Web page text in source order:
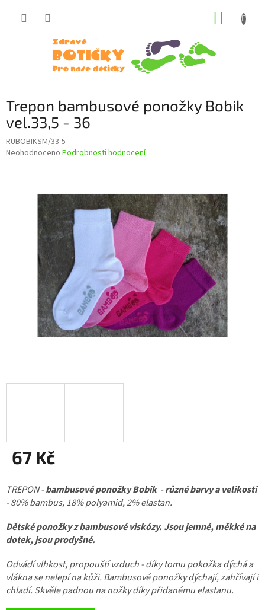
Trepon bambusové ponožky Bobik
vel.33,5 - 36
RUBOBIKSM/33-5
Průměrné
hvězdiček.
Neohodnoceno Podrobnosti hodnocení
67 Kč
cena:
TREPON -bambusové ponožky Bobik-různé barvy a velikosti
- 80% bambus, 18% polyamid, 2% elastan.
Dětské ponožky z bambusové viskózy. Jsou jemné, měkké na
dotek, jsou prodyšné.
Odvádí vlhkost, propouští vzduch - díky tomu pokožka dýchá a
vlákna se nelepí na kůži. Bambusové ponožky dýchají, zahřívají i
chladí. Skvěle padnou na nožky díky přidanému elastanu.